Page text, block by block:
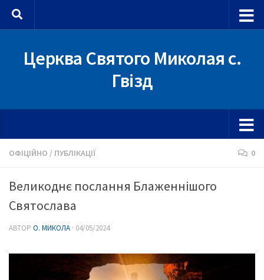
Skip to content
Церква Святого Миколая с.
Гвізд
ОФІЦІЙНО / ПУБЛІКАЦІЇ 0
Великоднє послання Блаженнішого
Святослава
АВТОР О. МИКОЛА · 04/05/2024